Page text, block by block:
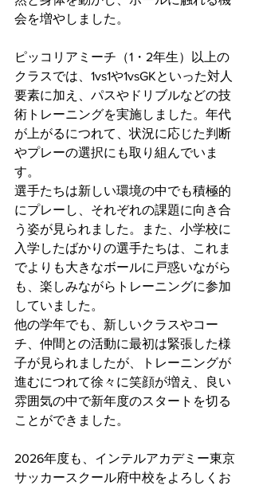
会を増やしました。
ピッコリアミーチ（1・2年生）以上の
クラスでは、1vs1や1vsGKといった対人
要素に加え、パスやドリブルなどの技
術トレーニングを実施しました。年代
が上がるにつれて、状況に応じた判断
やプレーの選択にも取り組んでいま
す。
選手たちは新しい環境の中でも積極的
にプレーし、それぞれの課題に向き合
う姿が見られました。また、小学校に
入学したばかりの選手たちは、これま
でよりも大きなボールに戸惑いながら
も、楽しみながらトレーニングに参加
していました。
他の学年でも、新しいクラスやコー
チ、仲間との活動に最初は緊張した様
子が見られましたが、トレーニングが
進むにつれて徐々に笑顔が増え、良い
雰囲気の中で新年度のスタートを切る
ことができました。
2026年度も、インテルアカデミー東京
サッカースクール府中校をよろしくお